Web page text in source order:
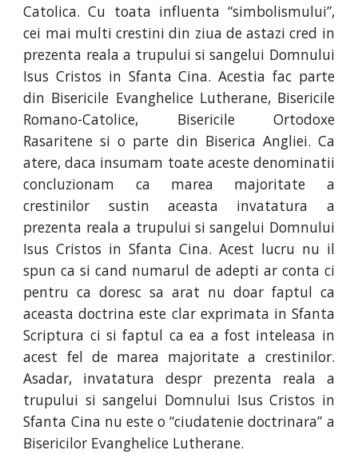
Catolica. Cu toata influenta “simbolismului”,
cei mai multi crestini din ziua de astazi cred in
prezenta reala a trupului si sangelui Domnului
Isus Cristos in Sfanta Cina. Acestia fac parte
din Bisericile Evanghelice Lutherane, Bisericile
Romano-Catolice, Bisericile Ortodoxe
Rasaritene si o parte din Biserica Angliei. Ca
atere, daca insumam toate aceste denominatii
concluzionam ca marea majoritate a
crestinilor sustin aceasta invatatura a
prezenta reala a trupului si sangelui Domnului
Isus Cristos in Sfanta Cina. Acest lucru nu il
spun ca si cand numarul de adepti ar conta ci
pentru ca doresc sa arat nu doar faptul ca
aceasta doctrina este clar exprimata in Sfanta
Scriptura ci si faptul ca ea a fost inteleasa in
acest fel de marea majoritate a crestinilor.
Asadar, invatatura despr prezenta reala a
trupului si sangelui Domnului Isus Cristos in
Sfanta Cina nu este o “ciudatenie doctrinara” a
Bisericilor Evanghelice Lutherane.